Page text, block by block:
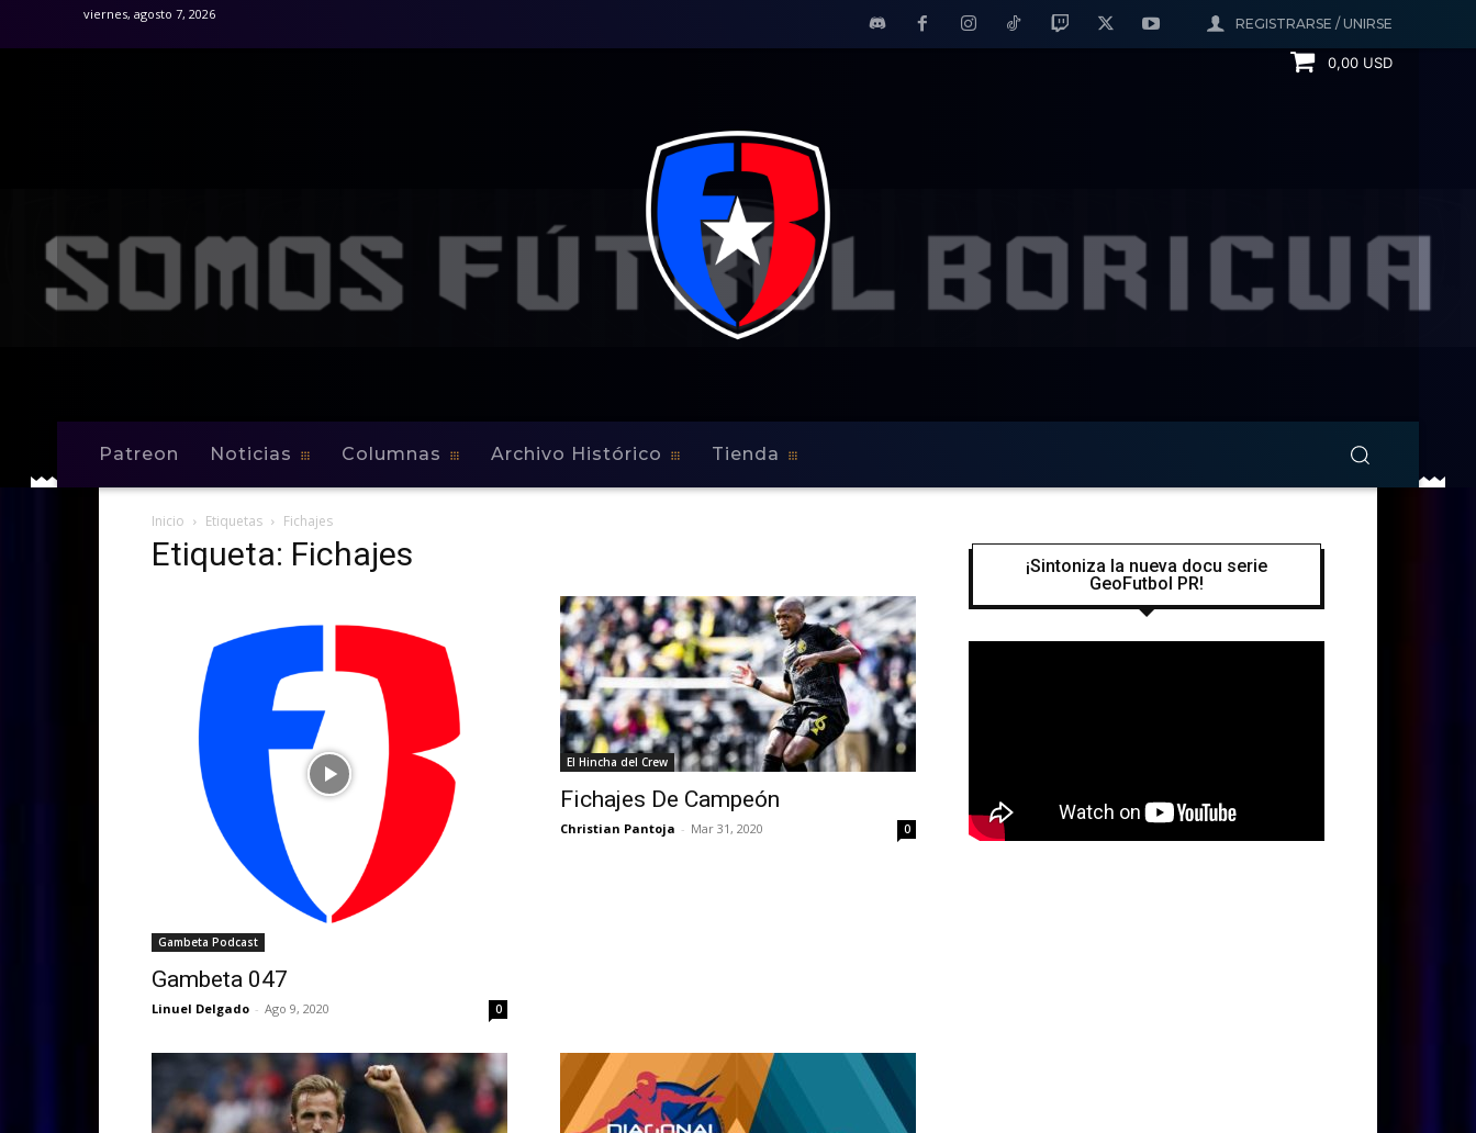
REGISTRARSE / UNIRSE
viernes, agosto 7, 2026
0,00 USD
Patreon Noticias Columnas Archivo Histórico Tienda
Inicio Etiquetas Fichajes
Etiqueta: Fichajes
Gambeta Podcast
Gambeta 047
Linuel Delgado - Ago 9, 2020 0
El Hincha del Crew
Fichajes De Campeón
Christian Pantoja - Mar 31, 2020 0
¡Sintoniza la nueva docu serie
GeoFutbol PR!